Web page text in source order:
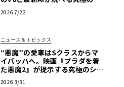
2026 7/22
ニュース＆トピックス
“悪魔”の愛車はSクラスからマ
イバッハへ。映画『プラダを着
た悪魔2』が提示する究極のショ
2026 3/31